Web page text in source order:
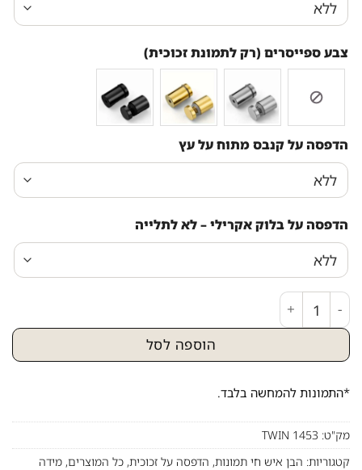
צבע ספייסרים (רק לתמונת זכוכית)
הדפסה על קנבס מתוח על עץ
הדפסה על בלוק אקרילי – לא לתלייה
כמות של ציור של הבן איש חי מחזיק ספר תורה על קנבס או
הוספה לסל
*התמונות להמחשה בלבד.
מק"ט: TWIN 1453
קטגוריות: הבן איש חי תמונות, הדפסה על זכוכית, כל המוצרים, מידה